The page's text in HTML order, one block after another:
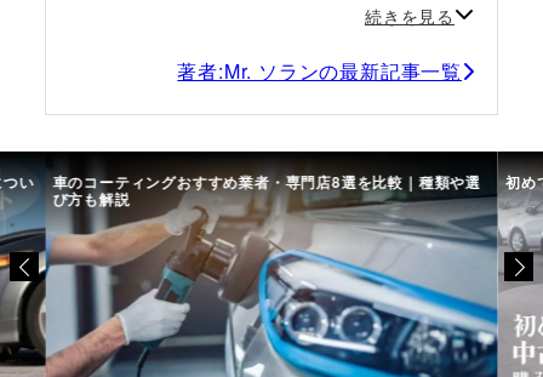
続きを見る
著者:Mr. ソランの最新記事一覧
い 車のコーティングおすすめ業者・専門店8選を比較｜種類や選
び方も解説
初め